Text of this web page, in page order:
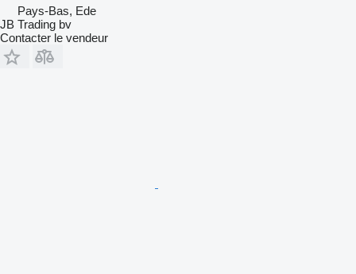
Pays-Bas, Ede
JB Trading bv
Contacter le vendeur